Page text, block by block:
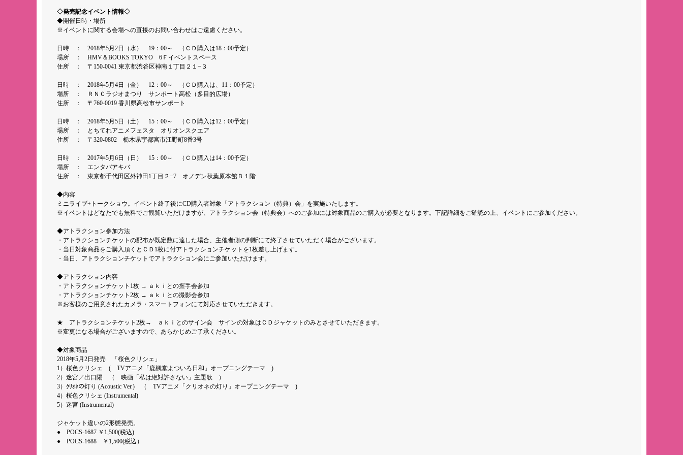
◇発売記念イベント情報◇
◆開催日時・場所
※イベントに関する会場への直接のお問い合わせはご遠慮ください。
日時 ： 2018年5月2日（水） 19：00～ （ＣＤ購入は18：00予定）
場所 ： HMV＆BOOKS TOKYO 6Ｆイベントスペース
住所 ： 〒150-0041 東京都渋谷区神南１丁目２１−３
日時 ： 2018年5月4日（金） 12：00～ （ＣＤ購入は、11：00予定）
場所 ： ＲＮＣラジオまつり サンポート高松（多目的広場）
住所 ： 〒760-0019 香川県高松市サンポート
日時 ： 2018年5月5日（土） 15：00～ （ＣＤ購入は12：00予定）
場所 ： とちてれアニメフェスタ オリオンスクエア
住所 ： 〒320-0802 栃木県宇都宮市江野町8番3号
日時 ： 2017年5月6日（日） 15：00～ （ＣＤ購入は14：00予定）
場所 ： エンタバアキバ
住所 ： 東京都千代田区外神田1丁目２−7 オノデン秋葉原本館Ｂ１階
◆内容
ミニライブ+トークショウ。イベント終了後にCD購入者対象「アトラクション（特典）会」を実施いたします。
※イベントはどなたでも無料でご観覧いただけますが、アトラクション会（特典会）へのご参加には対象商品のご購入が必要となります。下記詳細をご確認の上、イベントにご参加ください。
◆アトラクション参加方法
・アトラクションチケットの配布が既定数に達した場合、主催者側の判断にて終了させていただく場合がございます。
・当日対象商品をご購入頂くとＣＤ1枚に付アトラクションチケットを1枚差し上げます。
・当日、アトラクションチケットでアトラクション会にご参加いただけます。
◆アトラクション内容
・アトラクションチケット1枚 → ａｋｉとの握手会参加
・アトラクションチケット2枚 → ａｋｉとの撮影会参加
※お客様のご用意されたカメラ・スマートフォンにて対応させていただきます。
★ アトラクションチケット2枚→ ａｋｉとのサイン会 サインの対象はＣＤジャケットのみとさせていただきます。
※変更になる場合がございますので、あらかじめご了承ください。
◆対象商品
2018年5月2日発売 「桜色クリシェ」
1）桜色クリシェ ( TVアニメ「鹿楓堂よついろ日和」オープニングテーマ )
2）迷宮／出口陽 （ 映画「私は絶対許さない」主題歌 ）
3）ｸﾘｵﾈの灯り (Acoustic Ver.) （ TVアニメ「クリオネの灯り」オープニングテーマ )
4）桜色クリシェ (Instrumental)
5）迷宮 (Instrumental)
ジャケット違いの2形態発売。
● POCS-1687 ￥1,500(税込)
● POCS-1688 ￥1,500(税込）